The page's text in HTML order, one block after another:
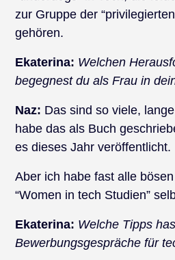
zur Gruppe der
gehören.
Ekaterina: Welchen
begegnest du als Frau in
Naz: Das sind so viele,
habe das als Buch
es dieses Jahr veröffentlicht.
Aber ich habe fast alle
“Women in tech Studien”
Ekaterina: Welche Tipps
Bewerbungsgespräche für